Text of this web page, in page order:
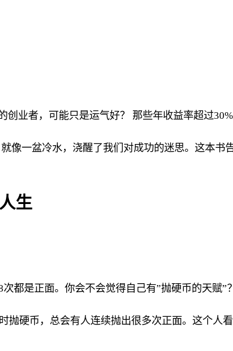
业者，可能只是运气好？ 那些年收益率超过
像一盆冷水，浇醒了我们对成功的迷思。这本书
生
都是正面。你会不会觉得自己有”抛硬币的天赋”？
抛硬币，总会有人连续抛出很多次正面。这个人